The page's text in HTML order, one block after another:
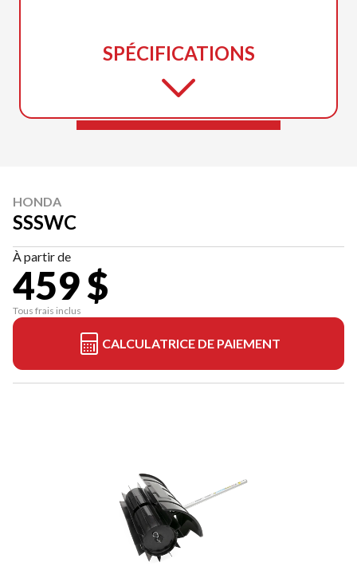
SPÉCIFICATIONS
HONDA
SSSWC
À partir de
459 $
Tous frais inclus
CALCULATRICE DE PAIEMENT